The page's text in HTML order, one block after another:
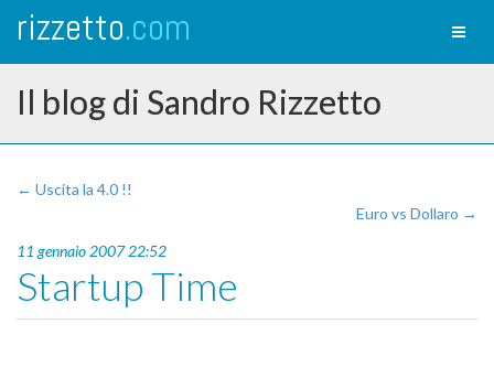
rizzetto.com
Il blog di Sandro Rizzetto
← Uscita la 4.0 !!
Euro vs Dollaro →
11 gennaio 2007 22:52
Startup Time